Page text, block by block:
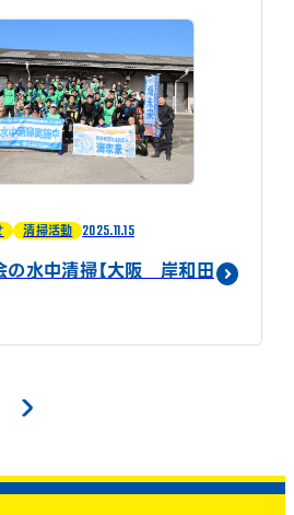
清掃活動 2025.11.15
の水中清掃【大阪 岸和田